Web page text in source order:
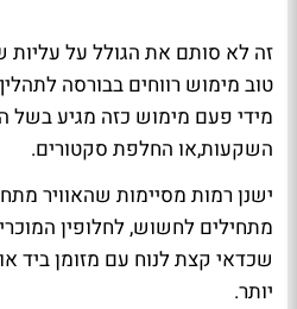
זה לא סותם את הגולל על עליות
טוב מימוש רווחים בבורסה
מידי פעם מימוש כזה מגיע בשל
השקעות,או החלפת סקטורים.
ישנן רמות מסיימות שהאוויר
מתחילים לחשוש, לחלופין
שכדאי קצת לנוח עם מזומן ביד
יותר.